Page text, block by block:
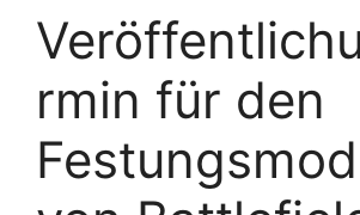
rmin für den